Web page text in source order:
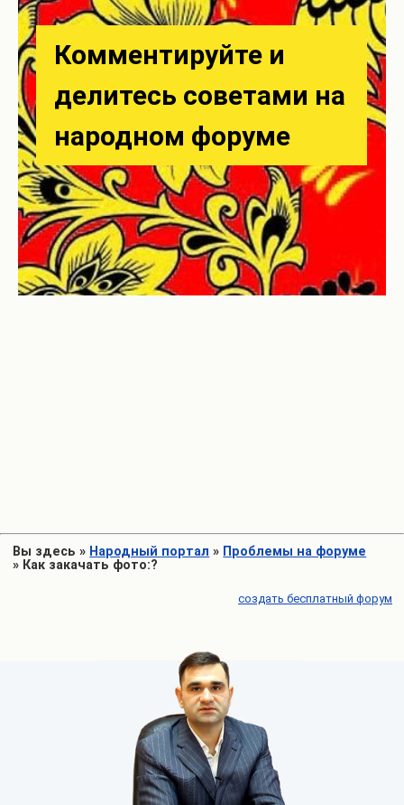
Вы здесь » Народный портал » Проблемы на форуме
» Как закачать фото:?
создать бесплатный форум